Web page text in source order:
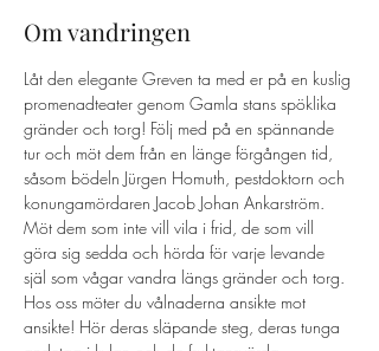
Om vandringen
Låt den elegante Greven ta med er på en kuslig
promenadteater genom Gamla stans spöklika
gränder och torg! Följ med på en spännande
tur och möt dem från en länge förgången tid,
såsom bödeln Jürgen Homuth, pestdoktorn och
konungamördaren Jacob Johan Ankarström.
Möt dem som inte vill vila i frid, de som vill
göra sig sedda och hörda för varje levande
själ som vågar vandra längs gränder och torg.
Hos oss möter du vålnaderna ansikte mot
ansikte! Hör deras släpande steg, deras tunga